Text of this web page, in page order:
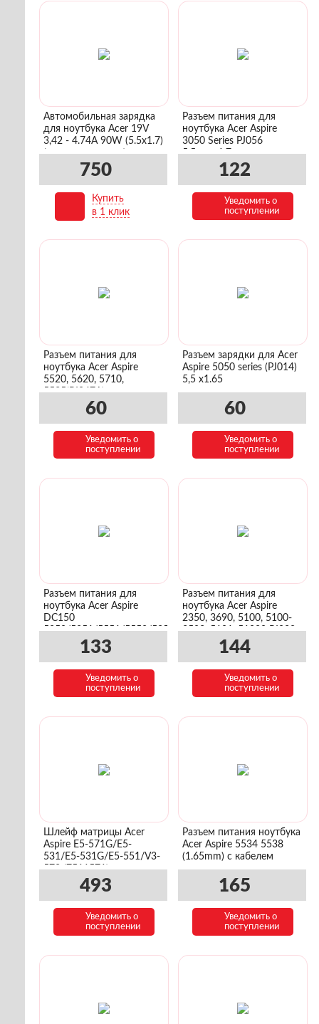
Автомобильная зарядка
для ноутбука Acer 19V
3,42 - 4.74A 90W (5.5x1.7)
(в прикуриватель)
750
Купить
в 1 клик
Разъем питания для
ноутбука Acer Aspire
3050 Series PJ056
5.5mmx1.7mm
122
Уведомить о
поступлении
Разъем питания для
ноутбука Acer Aspire
5520, 5620, 5710,
5535(PJ047A)
5.5mmx1.7mm
60
Уведомить о
поступлении
Разъем зарядки для Acer
Aspire 5050 series (PJ014)
5,5 х1.65
60
Уведомить о
поступлении
Разъем питания для
ноутбука Acer Aspire
DC150
5250/5251/5551/5552/5253/5741/5740/5542
133
Уведомить о
поступлении
Разъем питания для
ноутбука Acer Aspire
2350, 3690, 5100, 5100-
3583, 5101, 51020 PJ038
5.5mmx1.7mm
144
Уведомить о
поступлении
Шлейф матрицы Acer
Aspire E5-571G/E5-
531/E5-531G/E5-551/V3-
572 (7511571)
493
Уведомить о
поступлении
Разъем питания ноутбука
Acer Aspire 5534 5538
(1.65mm) с кабелем
165
Уведомить о
поступлении